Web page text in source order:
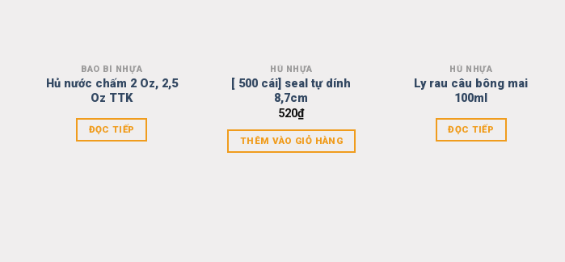
Add to
wishlist
BAO BÌ NHỰA
Hủ nước chấm 2 Oz, 2,5
Oz TTK
ĐỌC TIẾP
Add to
HỦ NHỰA
[ 500 cái] seal tự dính
8,7cm
520₫
THÊM VÀO GIỎ HÀNG
Add to
wishlist
HỦ NHỰA
Ly rau câu bông mai
100ml
ĐỌC TIẾP